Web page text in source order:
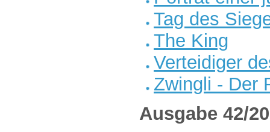
Tag des
The King
Verteidiger
Zwingli - Der
Ausgabe 42/